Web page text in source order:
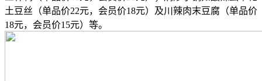
土豆丝（单品价22元，会员价18元）及川辣肉末豆腐（单品价
18元，会员价15元）等。